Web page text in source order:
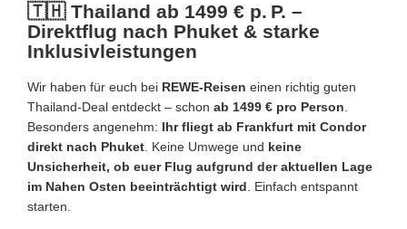
🇹🇭 Thailand ab 1499 € p. P. –
Direktflug nach Phuket & starke
Inklusivleistungen
Wir haben für euch bei REWE‑Reisen einen richtig guten
Thailand‑Deal entdeckt – schon ab 1499 € pro Person.
Besonders angenehm: Ihr fliegt ab Frankfurt mit Condor
direkt nach Phuket. Keine Umwege und keine
Unsicherheit, ob euer Flug aufgrund der aktuellen Lage
im Nahen Osten beeinträchtigt wird. Einfach entspannt
starten.